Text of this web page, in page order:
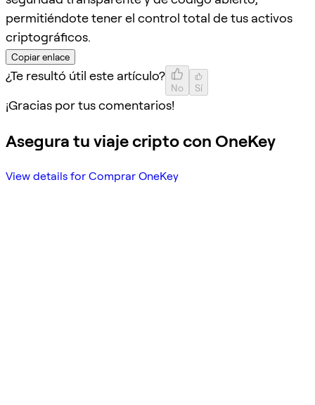
permitiéndote tener el control total de tus activos
criptográficos.
Copiar enlace
¿Te resultó útil este artículo?
No Sí
¡Gracias por tus comentarios!
Asegura tu viaje cripto con OneKey
View details for Comprar OneKey